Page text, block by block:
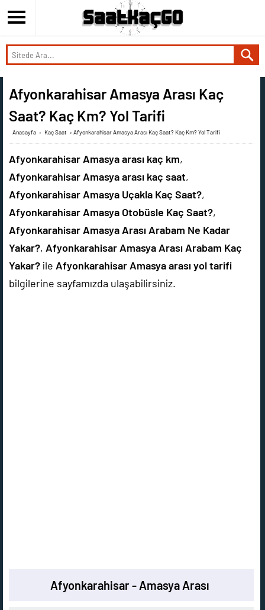
Afyonkarahisar Amasya Arası Kaç
Saat? Kaç Km? Yol Tarifi
Anasayfa › Kaç Saat › Afyonkarahisar Amasya Arası Kaç Saat? Kaç Km? Yol Tarifi
Afyonkarahisar Amasya arası kaç km,
Afyonkarahisar Amasya arası kaç saat,
Afyonkarahisar Amasya Uçakla Kaç Saat?,
Afyonkarahisar Amasya Otobüsle Kaç Saat?,
Afyonkarahisar Amasya Arası Arabam Ne Kadar
Yakar?, Afyonkarahisar Amasya Arası Arabam Kaç
Yakar? ile Afyonkarahisar Amasya arası yol tarifi
bilgilerine sayfamızda ulaşabilirsiniz.
Afyonkarahisar - Amasya Arası